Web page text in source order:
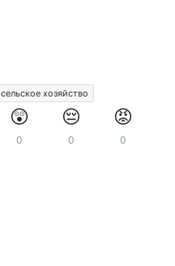
сельское хозяйство
😲
0
😔
0
😡
0